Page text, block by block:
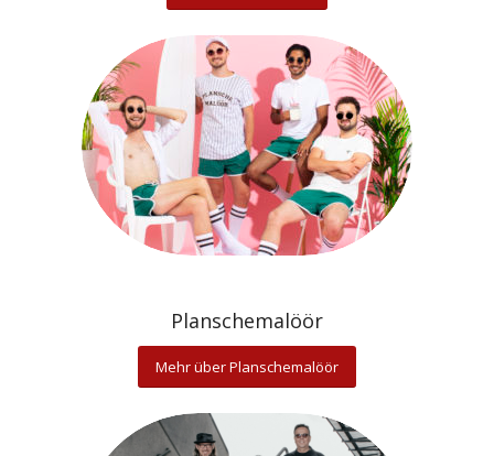
Planschemalöör
Mehr über Planschemalöör